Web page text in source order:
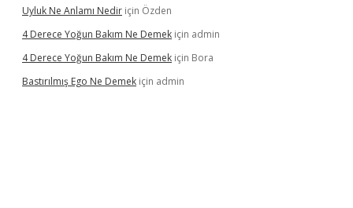
Uyluk Ne Anlamı Nedir için Özden
4 Derece Yoğun Bakım Ne Demek için admin
4 Derece Yoğun Bakım Ne Demek için Bora
Bastırılmış Ego Ne Demek için admin